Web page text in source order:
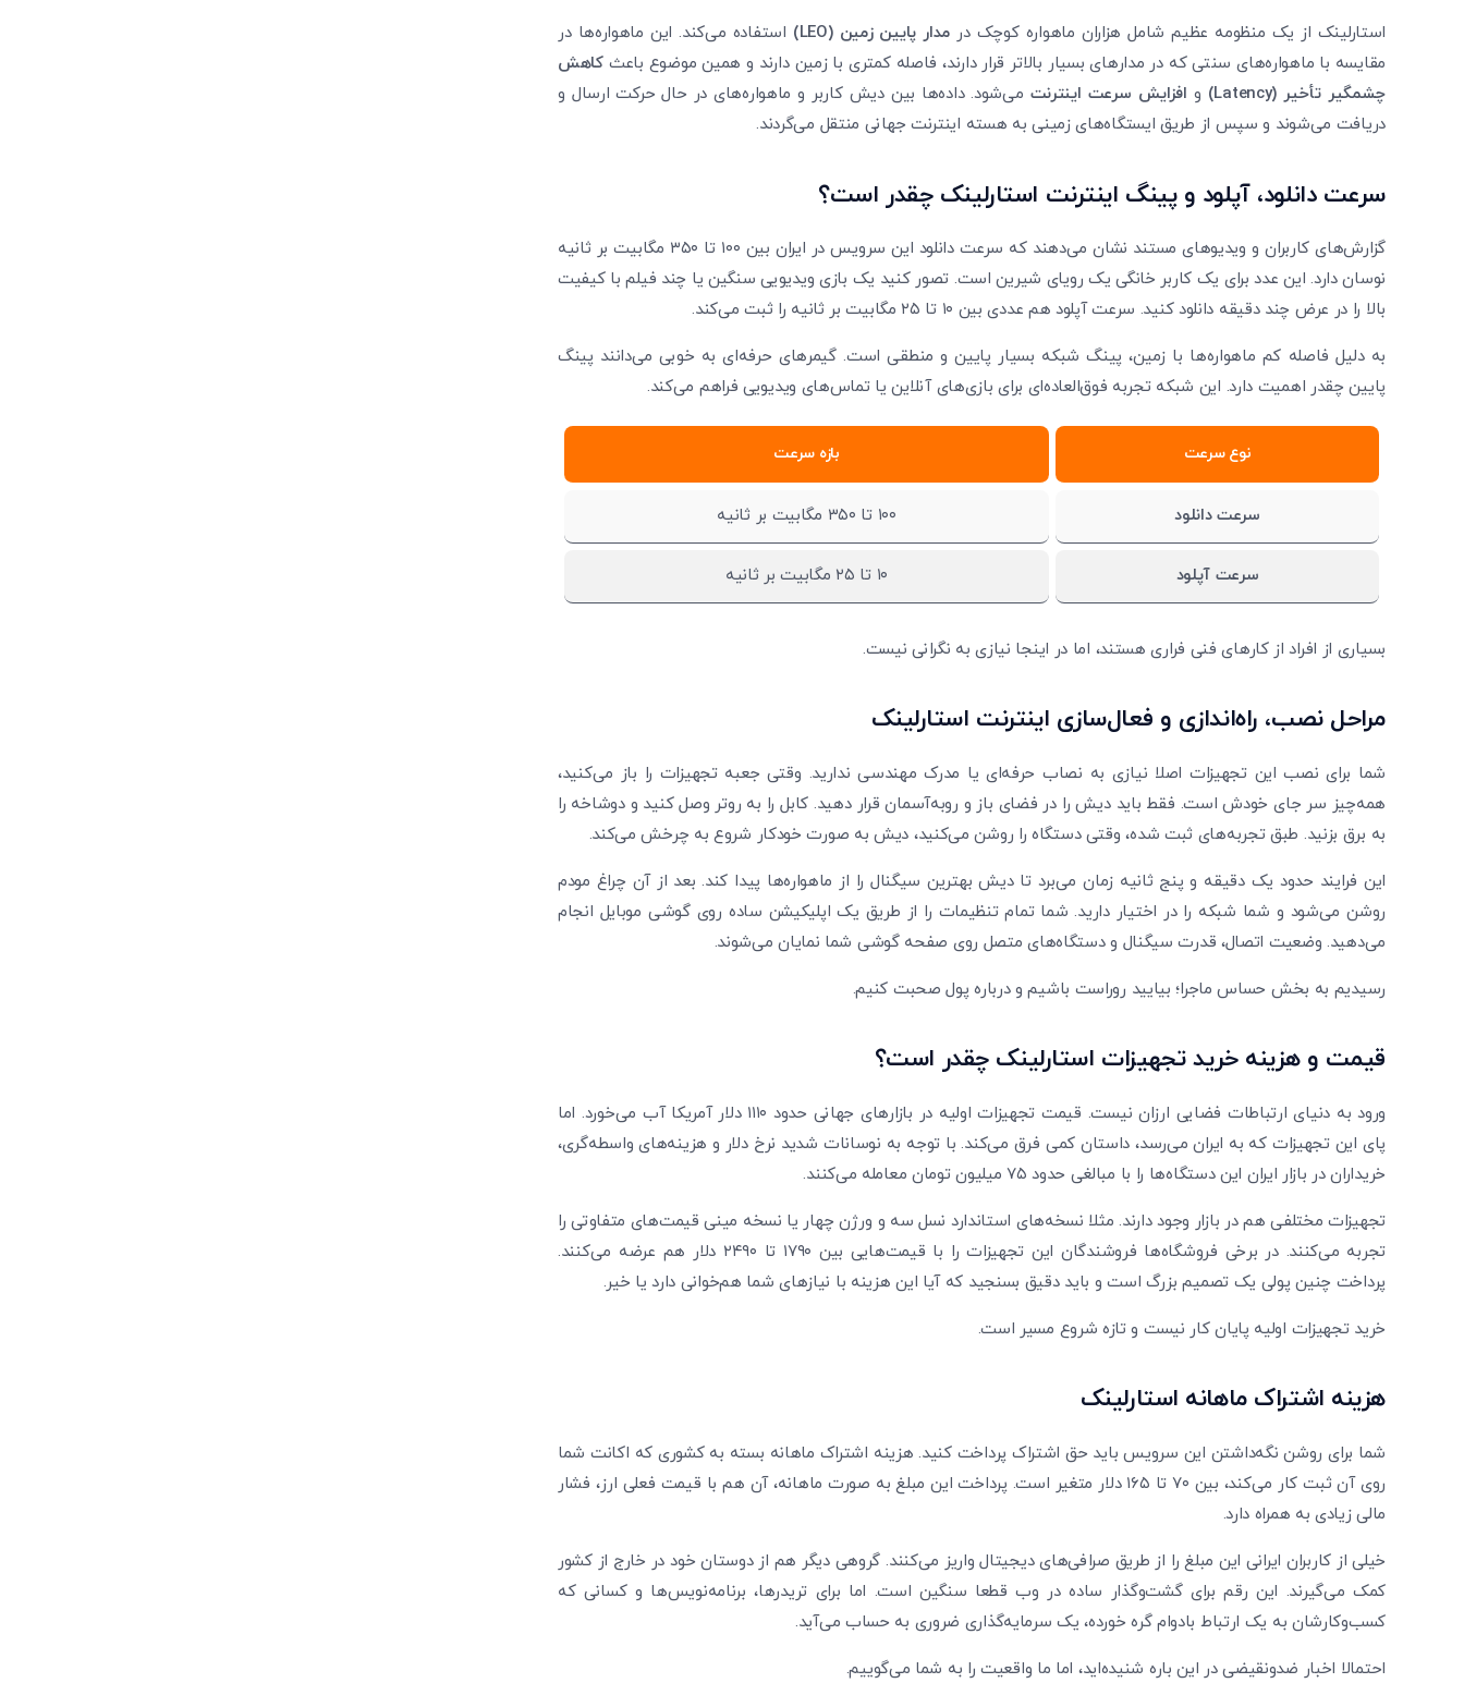
استارلینک از یک منظومه عظیم شامل هزاران ماهواره کوچک درمدار پایین زمین (LEO)
استفاده می‌کند. این ماهواره‌ها در
مقایسه با ماهواره‌های سنتی که در مدارهای بسیار بالاتر قرار دارند، فاصله کمتری با زمین دارند و همین موضوع باعثکاهش
چشمگیر تأخیر (Latency) و افزایش سرعت اینترنت می‌شود. داده‌ها بین دیش کاربر و ماهواره‌های در حال حرکت ارسال و
دریافت می‌شوند و سپس از طریق ایستگاه‌های زمینی به هسته اینترنت جهانی منتقل می‌گردند.
سرعت دانلود، آپلود و پینگ اینترنت استارلینک چقدر است؟
گزارش‌های کاربران و ویدیوهای مستند نشان می‌دهند که سرعت دانلود این سرویس در ایران بین ۱۰۰ تا ۳۵۰ مگابیت بر ثانیه
نوسان دارد. این عدد برای یک کاربر خانگی یک رویای شیرین است. تصور کنید یک بازی ویدیویی سنگین یا چند فیلم با کیفیت
بالا را در عرض چند دقیقه دانلود کنید. سرعت آپلود هم عددی بین ۱۰ تا ۲۵ مگابیت بر ثانیه را ثبت می‌کند.
به دلیل فاصله کم ماهواره‌ها با زمین، پینگ شبکه بسیار پایین و منطقی است. گیمرهای حرفه‌ای به خوبی می‌دانند پینگ
پایین چقدر اهمیت دارد. این شبکه تجربه فوق‌العاده‌ای برای بازی‌های آنلاین یا تماس‌های ویدیویی فراهم می‌کند.
نوع سرعت بازه سرعت
سرعت دانلود ۱۰۰ تا ۳۵۰ مگابیت بر ثانیه
سرعت آپلود ۱۰ تا ۲۵ مگابیت بر ثانیه
بسیاری از افراد از کارهای فنی فراری هستند، اما در اینجا نیازی به نگرانی نیست.
مراحل نصب، راه‌اندازی و فعال‌سازی اینترنت استارلینک
شما برای نصب این تجهیزات اصلا نیازی به نصاب حرفه‌ای یا مدرک مهندسی ندارید. وقتی جعبه تجهیزات را باز می‌کنید،
همه‌چیز سر جای خودش است. فقط باید دیش را در فضای باز و روبه‌آسمان قرار دهید. کابل را به روتر وصل کنید و دوشاخه را
به برق بزنید. طبق تجربه‌های ثبت شده، وقتی دستگاه را روشن می‌کنید، دیش به صورت خودکار شروع به چرخش می‌کند.
این فرایند حدود یک دقیقه و پنج ثانیه زمان می‌برد تا دیش بهترین سیگنال را از ماهواره‌ها پیدا کند. بعد از آن چراغ مودم
روشن می‌شود و شما شبکه را در اختیار دارید. شما تمام تنظیمات را از طریق یک اپلیکیشن ساده روی گوشی موبایل انجام
می‌دهید. وضعیت اتصال، قدرت سیگنال و دستگاه‌های متصل روی صفحه گوشی شما نمایان می‌شوند.
رسیدیم به بخش حساس ماجرا؛ بیایید روراست باشیم و درباره پول صحبت کنیم.
قیمت و هزینه خرید تجهیزات استارلینک چقدر است؟
ورود به دنیای ارتباطات فضایی ارزان نیست. قیمت تجهیزات اولیه در بازارهای جهانی حدود ۱۱۱۰ دلار آمریکا آب می‌خورد. اما
پای این تجهیزات که به ایران می‌رسد، داستان کمی فرق می‌کند. با توجه به نوسانات شدید نرخ دلار و هزینه‌های واسطه‌گری،
خریداران در بازار ایران این دستگاه‌ها را با مبالغی حدود ۷۵ میلیون تومان معامله می‌کنند.
تجهیزات مختلفی هم در بازار وجود دارند. مثلا نسخه‌های استاندارد نسل سه و ورژن چهار یا نسخه مینی قیمت‌های متفاوتی را
تجربه می‌کنند. در برخی فروشگاه‌ها فروشندگان این تجهیزات را با قیمت‌هایی بین ۱۷۹۰ تا ۲۴۹۰ دلار هم عرضه می‌کنند.
پرداخت چنین پولی یک تصمیم بزرگ است و باید دقیق بسنجید که آیا این هزینه با نیازهای شما هم‌خوانی دارد یا خیر.
خرید تجهیزات اولیه پایان کار نیست و تازه شروع مسیر است.
هزینه اشتراک ماهانه استارلینک
شما برای روشن نگه‌داشتن این سرویس باید حق اشتراک پرداخت کنید. هزینه اشتراک ماهانه بسته به کشوری که اکانت شما
روی آن ثبت کار می‌کند، بین ۷۰ تا ۱۶۵ دلار متغیر است. پرداخت این مبلغ به صورت ماهانه، آن هم با قیمت فعلی ارز، فشار
مالی زیادی به همراه دارد.
خیلی از کاربران ایرانی این مبلغ را از طریق صرافی‌های دیجیتال واریز می‌کنند. گروهی دیگر هم از دوستان خود در خارج از کشور
کمک می‌گیرند. این رقم برای گشت‌وگذار ساده در وب قطعا سنگین است. اما برای تریدرها، برنامه‌نویس‌ها و کسانی که
کسب‌وکارشان به یک ارتباط بادوام گره خورده، یک سرمایه‌گذاری ضروری به حساب می‌آید.
احتمالا اخبار ضدونقیضی در این باره شنیده‌اید، اما ما واقعیت را به شما می‌گوییم.
دریافت مجدد کد: 00:59
تایید کد